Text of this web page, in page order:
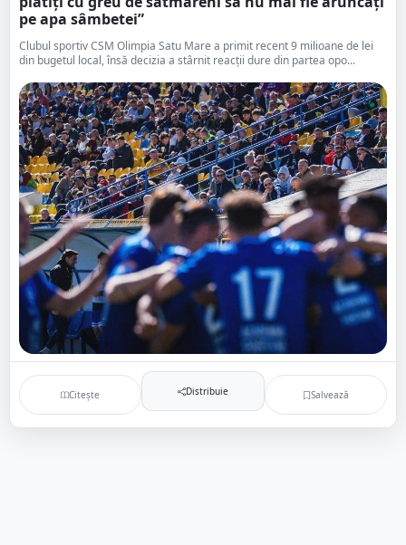
pe apa sâmbetei”
Clubul sportiv CSM Olimpia Satu Mare a primit recent 9 milioane de lei
din bugetul local, însă decizia a stârnit reacții dure din partea opo...
Citește Distribuie Salvează